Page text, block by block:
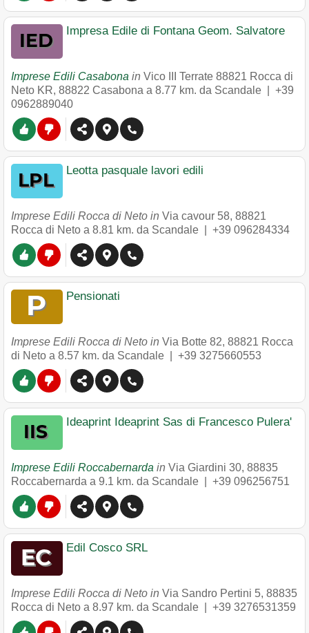
Impresa Edile di Fontana Geom. Salvatore
Imprese Edili Casabona in Vico III Terrate 88821 Rocca di
Neto KR, 88822 Casabona a 8.77 km. da Scandale | +39
0962889040
Leotta pasquale lavori edili
Imprese Edili Rocca di Neto in Via cavour 58, 88821
Rocca di Neto a 8.81 km. da Scandale | +39 096284334
Pensionati
Imprese Edili Rocca di Neto in Via Botte 82, 88821 Rocca
di Neto a 8.57 km. da Scandale | +39 3275660553
Ideaprint Ideaprint Sas di Francesco Pulera'
Imprese Edili Roccabernarda in Via Giardini 30, 88835
Roccabernarda a 9.1 km. da Scandale | +39 096256751
Edil Cosco SRL
Imprese Edili Rocca di Neto in Via Sandro Pertini 5, 88835
Rocca di Neto a 8.97 km. da Scandale | +39 3276531359